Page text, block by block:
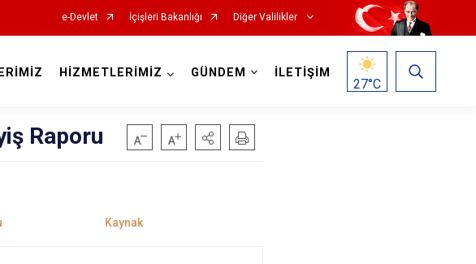
e-Devlet İçişleri Bakanlığı Diğer Valilikler
HİZMETLERİMİZ GÜNDEM İLETİŞİM
27°C
Raporu